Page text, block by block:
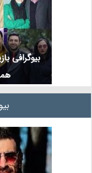
بیوگرافی